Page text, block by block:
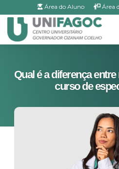
Área do Aluno Área
Qual é a diferença
curso de